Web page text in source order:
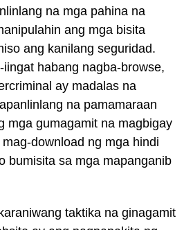
na mga pahina na
ang mga bisita
ang kanilang seguridad.
habang nagba-browse,
ay madalas na
na pamamaraan
mga gumagamit na magbigay
download ng mga hindi
bumisita sa mga mapanganib
taktika na ginagamit